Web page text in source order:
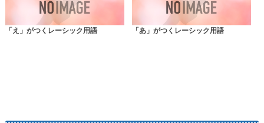
「え」がつくレーシック用語 「あ」がつくレーシック用語